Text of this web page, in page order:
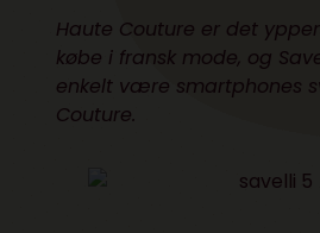
Haute Couture er det
købe i fransk mode, og
enkelt være smartphones
Couture.